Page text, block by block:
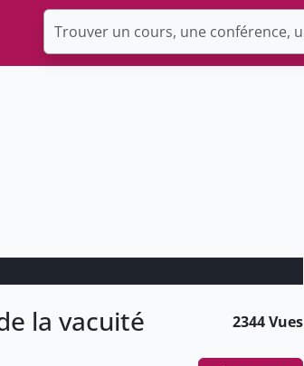
la vacuité 2344 Vues